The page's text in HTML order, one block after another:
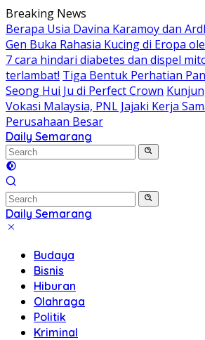
Skip
to
content
Breaking News
Berapa Usia Davina Karamoy dan
Gen Buka Rahasia Kucing di Eropa
7 cara hindari diabetes dan dispel
terlambat! Tiga Bentuk Perhatian
Seong Hui Ju di Perfect Crown
Vokasi Malaysia, PNL Jajaki Kerja
Perusahaan Besar
Daily Semarang
"Semarang
Hari
Ini:
Informasi
Terkini
untuk
Daily Semarang
"Semarang
Informasi
Terkini
untuk
Anda"
Budaya
Bisnis
Hiburan
Olahraga
Politik
Kriminal